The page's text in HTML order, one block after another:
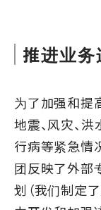
推进业
为了加强和提
地震、风灾、
行病等紧急情
团反映了外部
划（我们制定